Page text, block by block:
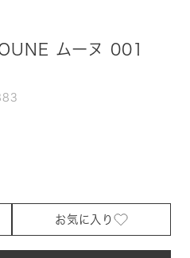
ムーヌ 001
お気に入り